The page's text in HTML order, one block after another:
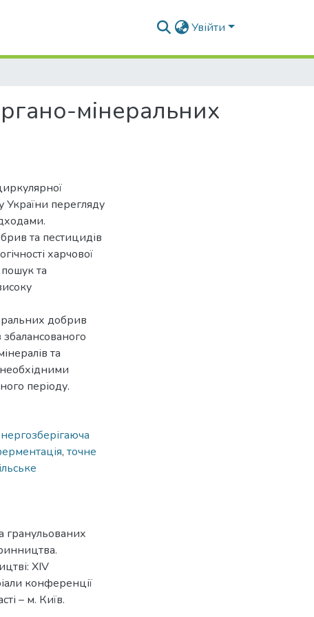
Увійти
мінеральних
України перегляду
та пестицидів
харчової
та
добрив
та
періоду.
, точне
гранульованих
XІV
конференції
– м. Київ.